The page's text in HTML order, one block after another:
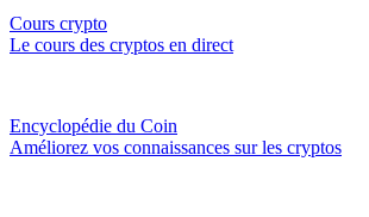
Cours crypto
Le cours des cryptos en direct
Encyclopédie du Coin
Améliorez vos connaissances sur les cryptos